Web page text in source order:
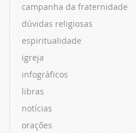
campanha da fraternidade
dúvidas religiosas
espiritualidade
igreja
infográficos
libras
notícias
orações